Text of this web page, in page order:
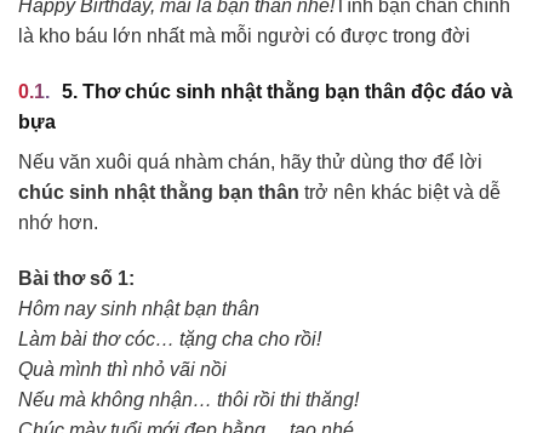
Happy Birthday, mãi là bạn thân nhé!Tình bạn chân chính
là kho báu lớn nhất mà mỗi người có được trong đời
5. Thơ chúc sinh nhật thằng bạn thân độc đáo và
bựa
Nếu văn xuôi quá nhàm chán, hãy thử dùng thơ để lời
chúc sinh nhật thằng bạn thân trở nên khác biệt và dễ
nhớ hơn.
Bài thơ số 1:
Hôm nay sinh nhật bạn thân
Làm bài thơ cóc… tặng cha cho rồi!
Quà mình thì nhỏ vãi nồi
Nếu mà không nhận… thôi rồi thi thăng!